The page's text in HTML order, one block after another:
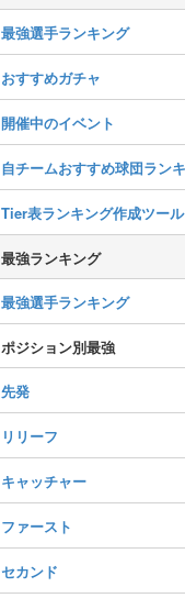
最強選手ランキング
おすすめガチャ
開催中のイベント
自チームおすすめ球団ラン
Tier表ランキング作成ツール
最強ランキング
最強選手ランキング
ポジション別最強
先発
リリーフ
キャッチャー
ファースト
セカンド